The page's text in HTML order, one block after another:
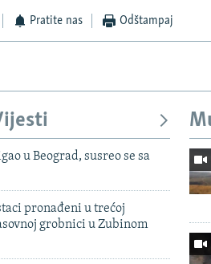
Pratite nas Odštampaj
u Beograd, susreo se sa
pronađeni u trećoj
grobnici u Zubinom